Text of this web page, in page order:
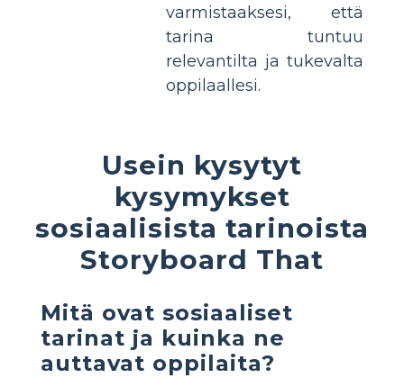
varmistaaksesi, että
tarina tuntuu
relevantilta ja tukevalta
oppilaallesi.
Usein kysytyt
kysymykset
sosiaalisista tarinoista
Storyboard That
Mitä ovat sosiaaliset
tarinat ja kuinka ne
auttavat oppilaita?